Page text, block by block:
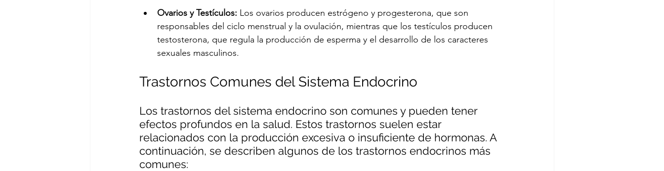
Ovarios y Testículos: Los ovarios producen estrógeno y progesterona, que son
responsables del ciclo menstrual y la ovulación, mientras que los testículos producen
testosterona, que regula la producción de esperma y el desarrollo de los caracteres
sexuales masculinos.
Trastornos Comunes del Sistema Endocrino
Los trastornos del sistema endocrino son comunes y pueden tener
efectos profundos en la salud. Estos trastornos suelen estar
relacionados con la producción excesiva o insuficiente de hormonas. A
continuación, se describen algunos de los trastornos endocrinos más
comunes: